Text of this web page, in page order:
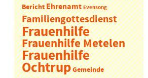
Bericht Ehrenamt Evensong
Familiengottesdienst
Frauenhilfe
Frauenhilfe Metelen
Frauenhilfe
Ochtrup Gemeinde